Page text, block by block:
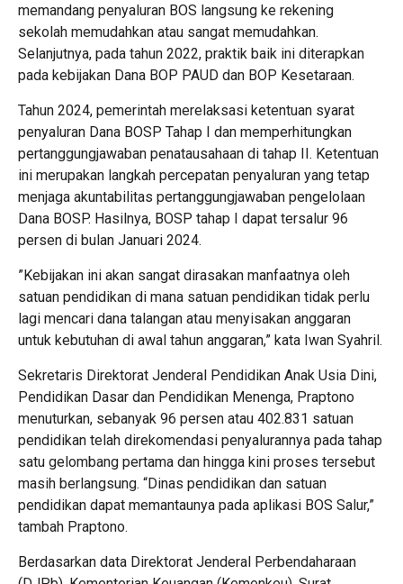
memandang penyaluran BOS langsung ke rekening
sekolah memudahkan atau sangat memudahkan.
Selanjutnya, pada tahun 2022, praktik baik ini diterapkan
pada kebijakan Dana BOP PAUD dan BOP Kesetaraan.
Tahun 2024, pemerintah merelaksasi ketentuan syarat
penyaluran Dana BOSP Tahap I dan memperhitungkan
pertanggungjawaban penatausahaan di tahap II. Ketentuan
ini merupakan langkah percepatan penyaluran yang tetap
menjaga akuntabilitas pertanggungjawaban pengelolaan
Dana BOSP. Hasilnya, BOSP tahap I dapat tersalur 96
persen di bulan Januari 2024.
”Kebijakan ini akan sangat dirasakan manfaatnya oleh
satuan pendidikan di mana satuan pendidikan tidak perlu
lagi mencari dana talangan atau menyisakan anggaran
untuk kebutuhan di awal tahun anggaran,” kata Iwan Syahril.
Sekretaris Direktorat Jenderal Pendidikan Anak Usia Dini,
Pendidikan Dasar dan Pendidikan Menenga, Praptono
menuturkan, sebanyak 96 persen atau 402.831 satuan
pendidikan telah direkomendasi penyalurannya pada tahap
satu gelombang pertama dan hingga kini proses tersebut
masih berlangsung. “Dinas pendidikan dan satuan
pendidikan dapat memantaunya pada aplikasi BOS Salur,”
tambah Praptono.
Berdasarkan data Direktorat Jenderal Perbendaharaan